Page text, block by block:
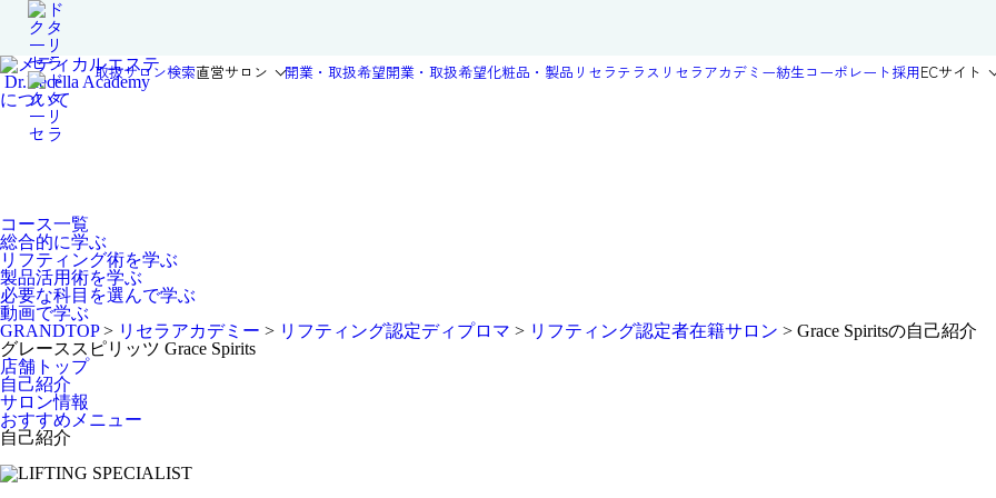
取扱サロン検索直営サロン 開業・取扱希望開業・取扱希望化粧品・製品 リセラテラス リセラアカデミー紡生コーポレート採用ECサイト
Dr.Recella Academy
について
コース一覧
総合的に学ぶ
リフティング術を学ぶ
製品活用術を学ぶ
必要な科目を選んで学ぶ
動画で学ぶ
GRANDTOP> リセラアカデミー > リフティング認定ディプロマ > リフティング認定者在籍サロン > Grace Spiritsの自己紹介
グレーススピリッツ Grace Spirits
店舗トップ
自己紹介
サロン情報
おすすめメニュー
自己紹介